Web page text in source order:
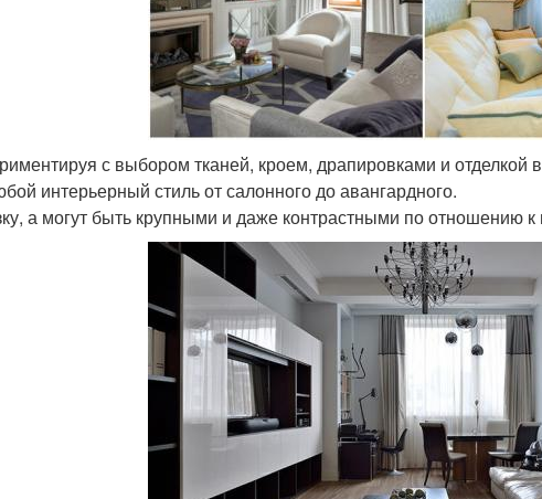
с выбором тканей, кроем, драпировками и
интерьерный стиль от салонного до авангардного.
а могут быть крупными и даже контрастными по отношению